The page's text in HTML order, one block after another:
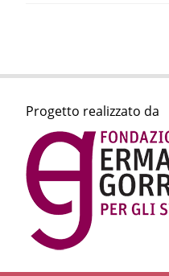
Progetto realizzato da